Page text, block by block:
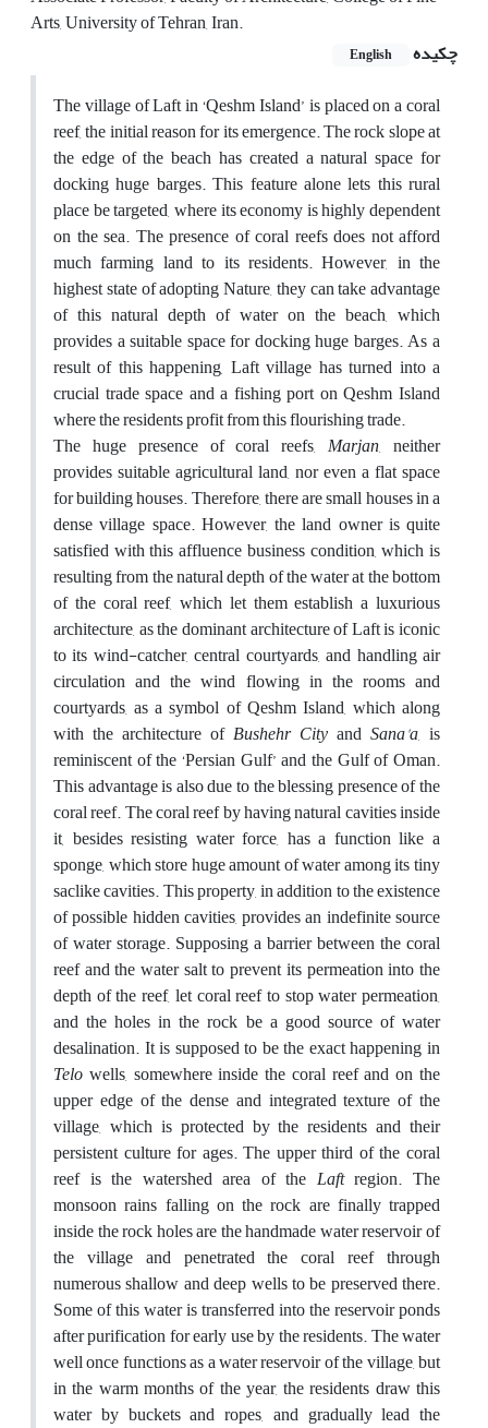
Arts, University of Tehran, Iran.
چکیده
English
The village of Laft in ‘Qeshm Island’ is placed on a coral
reef, the initial reason for its emergence. The rock slope at
the edge of the beach has created a natural space for
docking huge barges. This feature alone lets this rural
place be targeted, where its economy is highly dependent
on the sea. The presence of coral reefs does not afford
much farming land to its residents. However, in the
highest state of adopting Nature, they can take advantage
of this natural depth of water on the beach, which
provides a suitable space for docking huge barges. As a
result of this happening, Laft village has turned into a
crucial trade space and a fishing port on Qeshm Island
where the residents profit from this flourishing trade.
The huge presence of coral reefs,Marjan, neither
provides suitable agricultural land, nor even a flat space
for building houses. Therefore, there are small houses in a
dense village space. However, the land owner is quite
satisfied with this affluence business condition, which is
resulting from the natural depth of the water at the bottom
of the coral reef, which let them establish a luxurious
architecture, as the dominant architecture of Laft is iconic
to its wind-catcher, central courtyards, and handling air
circulation and the wind flowing in the rooms and
courtyards, as a symbol of Qeshm Island, which along
with the architecture of Bushehr City and Sana'a, is
reminiscent of the ‘Persian Gulf’ and the Gulf of Oman.
This advantage is also due to the blessing presence of the
coral reef. The coral reef by having natural cavities inside
it, besides resisting water force, has a function like a
sponge, which store huge amount of water among its tiny
saclike cavities. This property, in addition to the existence
of possible hidden cavities, provides an indefinite source
of water storage. Supposing a barrier between the coral
reef and the water salt to prevent its permeation into the
depth of the reef, let coral reef to stop water permeation,
and the holes in the rock be a good source of water
desalination. It is supposed to be the exact happening in
Telo wells, somewhere inside the coral reef and on the
upper edge of the dense and integrated texture of the
village, which is protected by the residents and their
persistent culture for ages. The upper third of the coral
reef is the watershed area of the Laftregion. The
monsoon rains falling on the rock are finally trapped
inside the rock holes are the handmade water reservoir of
the village and penetrated the coral reef through
numerous shallow and deep wells to be preserved there.
Some of this water is transferred into the reservoir ponds
after purification for early use by the residents. The water
well once functions as a water reservoir of the village, but
in the warm months of the year, the residents draw this
water by buckets and ropes, and gradually lead the